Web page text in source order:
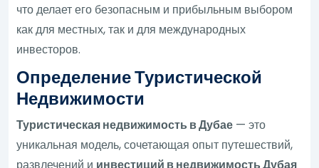
что делает его безопасным и прибыльным выбором
как для местных, так и для международных
инвесторов.
Определение Туристической
Недвижимости
Туристическая недвижимость в Дубае — это
уникальная модель, сочетающая опыт путешествий,
развлечений и инвестиций в недвижимость Дубая